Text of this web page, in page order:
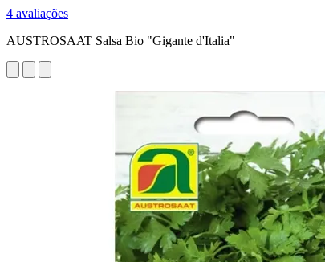
4 avaliações
AUSTROSAAT Salsa Bio "Gigante d'Italia"